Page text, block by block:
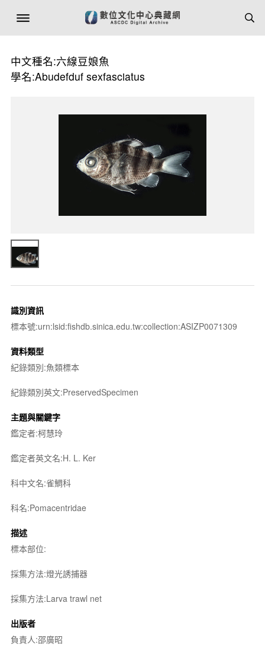
中文種名:六線豆娘魚
學名:Abudefduf sexfasciatus
識別資訊
標本號:urn:lsid:fishdb.sinica.edu.tw:collection:ASIZP0071309
資料類型
紀錄類別:魚類標本
紀錄類別英文:PreservedSpecimen
主題與關鍵字
鑑定者:柯慧玲
鑑定者英文名:H. L. Ker
科中文名:雀鯛科
科名:Pomacentridae
描述
標本部位:
採集方法:燈光誘捕器
採集方法:Larva trawl net
出版者
負責人:邵廣昭